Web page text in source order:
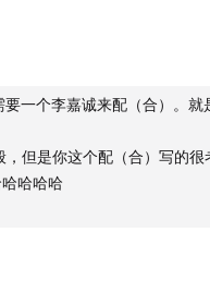
一个李嘉诚来配（合）。就
但是你这个配（合）写的很
哈哈哈